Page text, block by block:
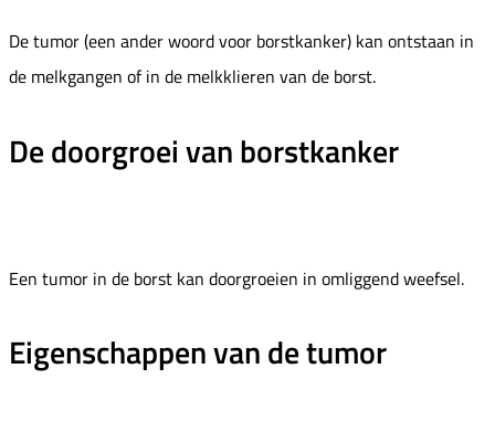
De tumor (een ander woord voor borstkanker) kan ontstaan in
de melkgangen of in de melkklieren van de borst.
De doorgroei van borstkanker
Een tumor in de borst kan doorgroeien in omliggend weefsel.
Eigenschappen van de tumor